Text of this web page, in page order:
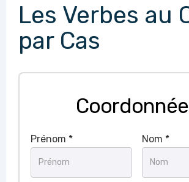
Les Verbes au
par Cas
Prénom * Nom *